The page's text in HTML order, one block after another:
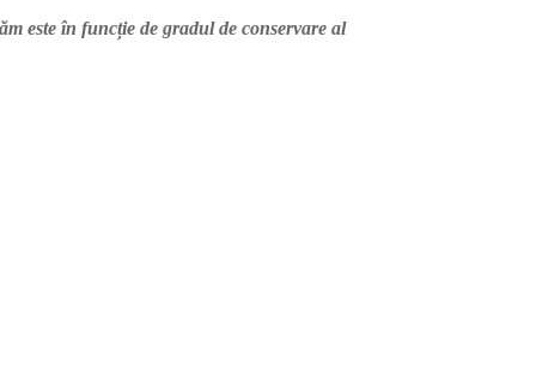
este în funcție de gradul de conservare al